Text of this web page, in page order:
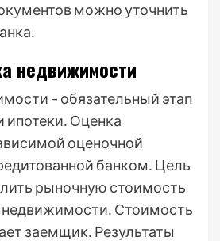
можно уточнить
недвижимости
– обязательный этап
Оценка
оценочной
банком․ Цель
рыночную стоимость
Стоимость
заемщик․ Результаты